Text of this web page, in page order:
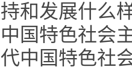
持和发展什么
中国特色社会
代中国特色社